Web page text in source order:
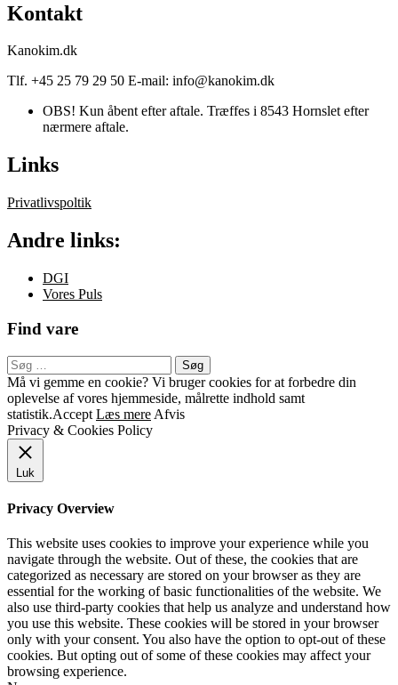
Kontakt
Kanokim.dk
Tlf. +45 25 79 29 50 E-mail: info@kanokim.dk
OBS! Kun åbent efter aftale. Træffes i 8543 Hornslet efter
nærmere aftale.
Links
Privatlivspoltik
Andre links:
DGI
Vores Puls
Find vare
Søg
efter:
Sekundær
menu
Må vi gemme en cookie? Vi bruger cookies for at forbedre din
oplevelse af vores hjemmeside, målrette indhold samt
statistik.Accept Læs mere Afvis
Privacy & Cookies Policy
Luk
Privacy Overview
This website uses cookies to improve your experience while you
navigate through the website. Out of these, the cookies that are
categorized as necessary are stored on your browser as they are
essential for the working of basic functionalities of the website. We
also use third-party cookies that help us analyze and understand how
you use this website. These cookies will be stored in your browser
only with your consent. You also have the option to opt-out of these
cookies. But opting out of some of these cookies may affect your
browsing experience.